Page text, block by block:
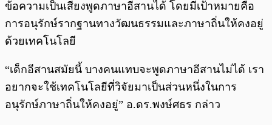
ข้อความเป็นเสียงพูดภาษาอีสานได้ โดยมีเป้าหมายคือ
การอนุรักษ์รากฐานทางวัฒนธรรมและภาษาถิ่นให้คงอยู่
ด้วยเทคโนโลยี
“เด็กอีสานสมัยนี้ บางคนแทบจะพูดภาษาอีสานไม่ได้ เรา
อยากจะใช้เทคโนโลยีที่วิจัยมาเป็นส่วนหนึ่งในการ
อนุรักษ์ภาษาถิ่นให้คงอยู่” อ.ดร.พงษ์ศธร กล่าว